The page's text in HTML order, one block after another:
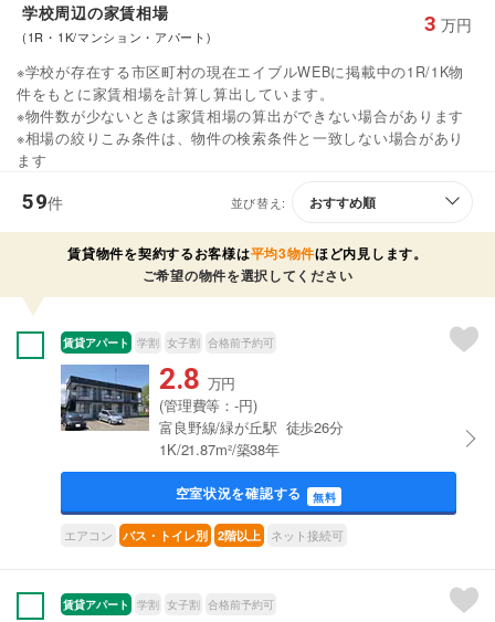
学校周辺の家賃相場
(1R・1K/マンション・アパート)
3 万円
※学校が存在する市区町村の現在エイブルWEBに掲載中の1R/1K物
件をもとに家賃相場を計算し算出しています。
※物件数が少ないときは家賃相場の算出ができない場合があります
※相場の絞りこみ条件は、物件の検索条件と一致しない場合があり
ます
59件 並び替え:
賃貸物件を契約するお客様は平均3物件ほど内見します。
ご希望の物件を選択してください
賃貸アパート 学割 女子割 合格前予約可
2.8 万円
(管理費等：-円)
富良野線/緑が丘駅 徒歩26分
1K/21.87m²/築38年
空室状況を確認する 無料
エアコン バス・トイレ別 2階以上 ネット接続可
賃貸アパート 学割 女子割 合格前予約可